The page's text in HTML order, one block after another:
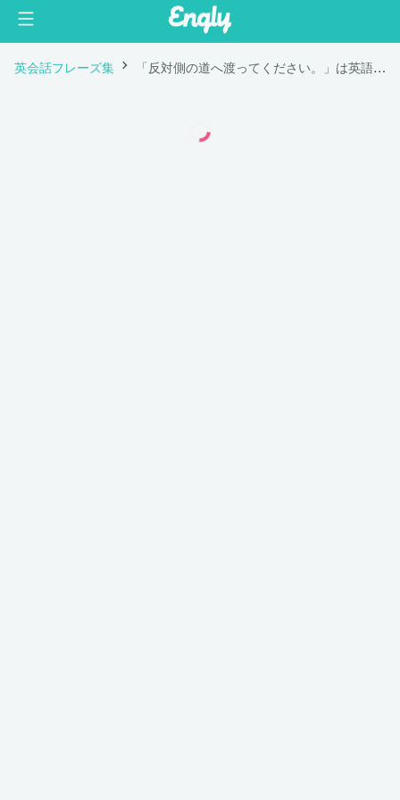
英会話フレーズ集 「反対側の道へ渡ってください。」は英語で "Cross the street."